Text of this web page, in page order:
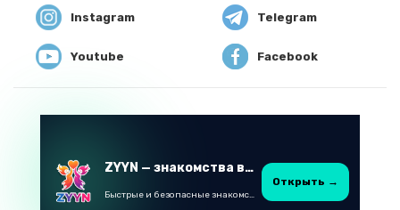
Instagram Telegram
Youtube Facebook
ZYYN — знакомства в Казахстане
Быстрые и безопасные знакомства в Telegram
Открыть →